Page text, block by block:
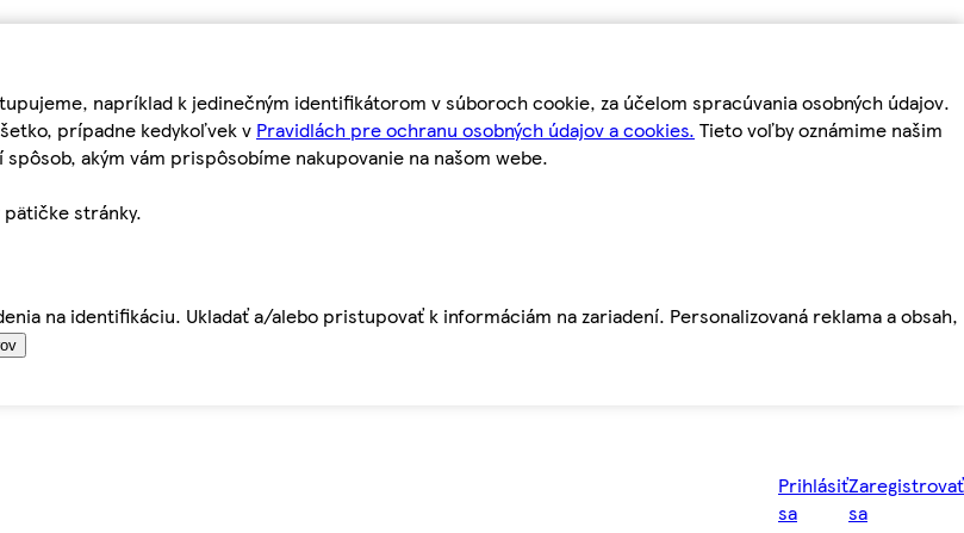
napríklad k jedinečným identifikátorom v súboroch cookie, za účelom spracúvania osobných údajov.
prípadne kedykoľvek v Pravidlách pre ochranu osobných údajov a cookies. Tieto voľby oznámime našim
akým vám prispôsobíme nakupovanie na našom webe.
stránky.
na identifikáciu. Ukladať a/alebo pristupovať k informáciám na zariadení. Personalizovaná reklama a obsah,
Prihlásiť
sa
Zaregistrovať
sa